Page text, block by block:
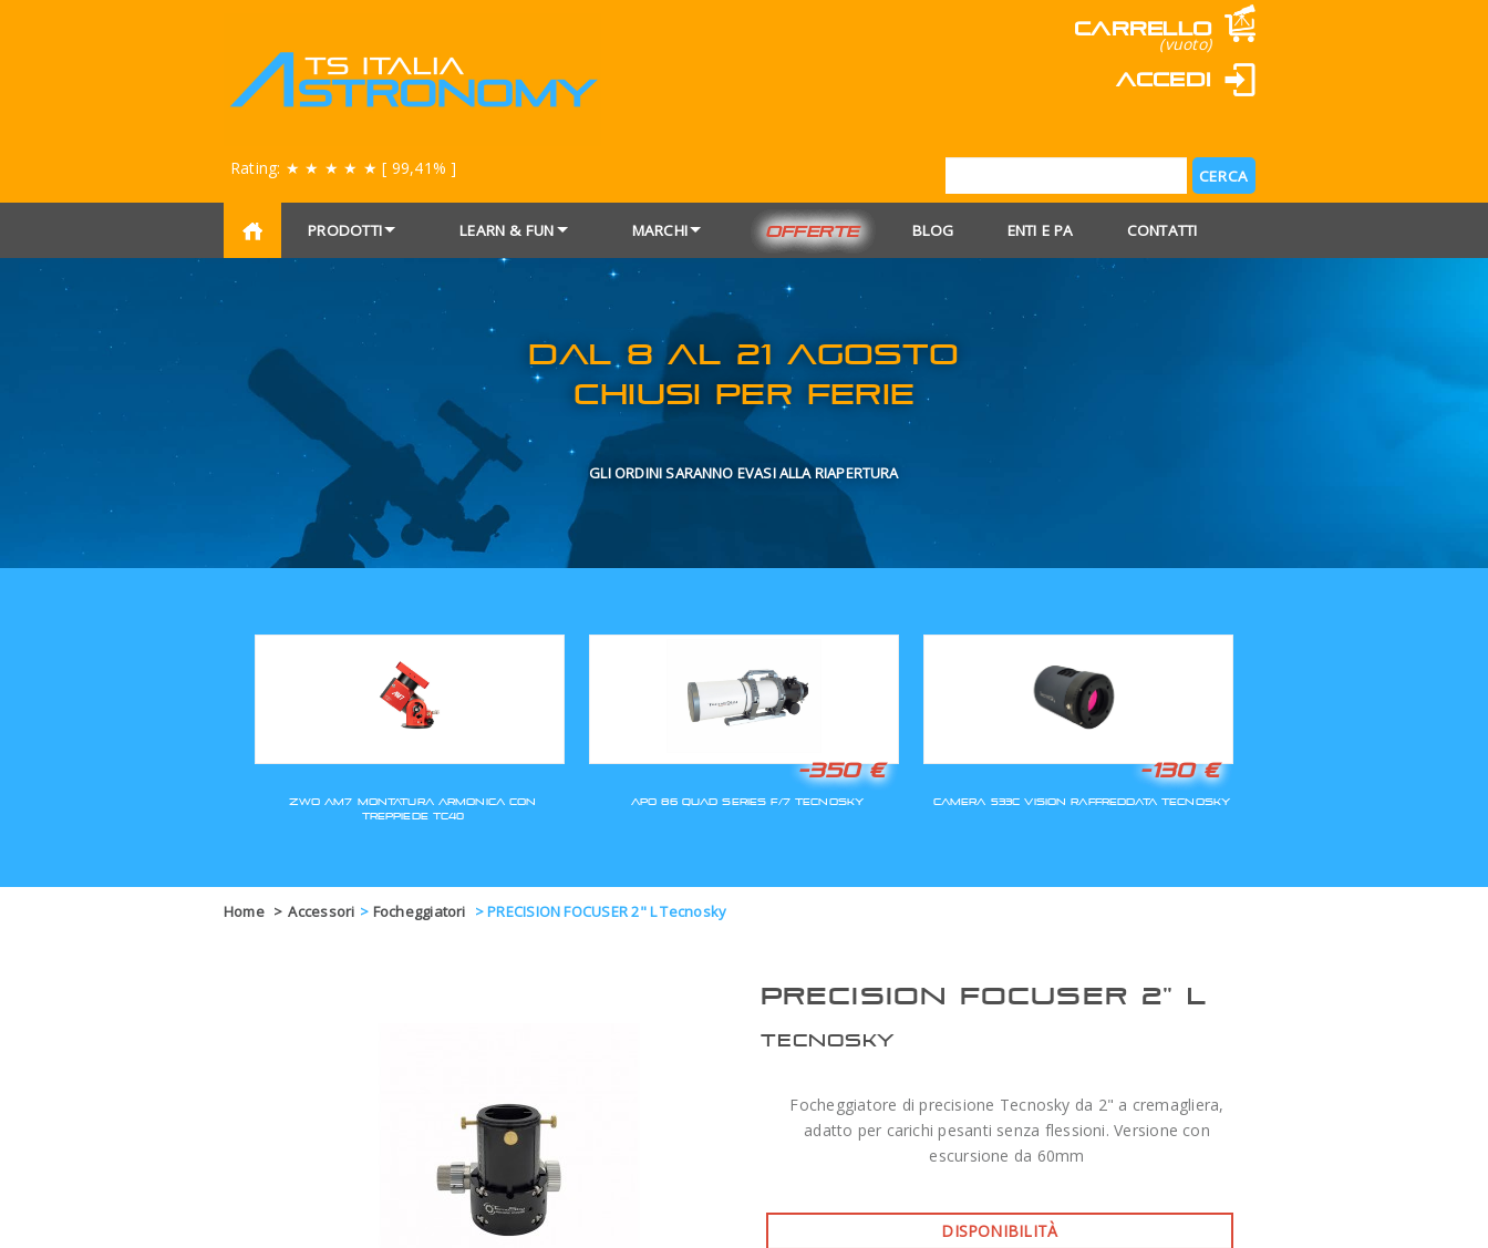
Carrello
(vuoto)
Accedi
Rating: ★ ★ ★ ★ ★ [ 99,41% ]
PRODOTTI LEARN & FUN MARCHI OFFERTE BLOG ENTI E PA CONTATTI
DAL 8 AL 21 AGOSTO
CHIUSI PER FERIE
Home > Accessori > Focheggiatori >PRECISION FOCUSER 2" L Tecnosky
PRECISION FOCUSER 2" L
TECNOSKY
Focheggiatore di precisione Tecnosky da 2" a cremagliera,
adatto per carichi pesanti senza flessioni. Versione con
escursione da 60mm
DISPONIBILITÀ